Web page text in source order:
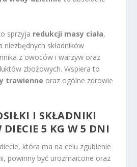
sprzyja redukcji masy ciała,
składników
z owoców i warzyw oraz
zbożowych. Wspiera to
trawienne oraz ogólne zdrowie
I SKŁADNIKI
DIECIE 5 KG W 5 DNI
która ma na celu zgubienie
powinny być urozmaicone oraz